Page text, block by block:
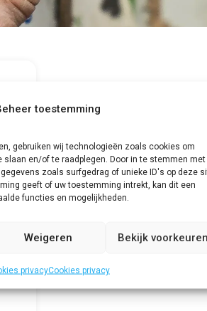
toestemming
gebruiken wij technologieën zoals cookies om
slaan en/of te raadplegen. Door in te stemmen met
zoals surfgedrag of unieke ID's op deze
geeft of uw toestemming intrekt, kan dit een
functies en mogelijkheden.
Weigeren Bekijk
privacyCookies privacy